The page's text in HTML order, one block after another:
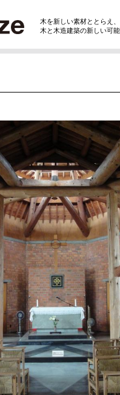
木を新しい素材ととらえ、
木と木造建築の新しい可